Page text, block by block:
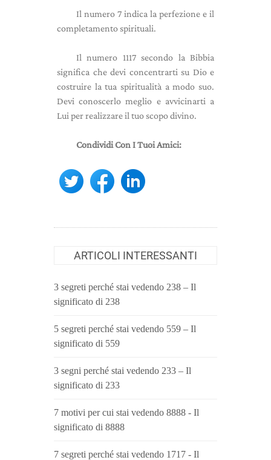
Il numero 7 indica la perfezione e il
completamento spirituali.
Il numero 1117 secondo la Bibbia
significa che devi concentrarti su Dio e
costruire la tua spiritualità a modo suo.
Devi conoscerlo meglio e avvicinarti a
Lui per realizzare il tuo scopo divino.
Condividi Con I Tuoi Amici:
ARTICOLI INTERESSANTI
3 segreti perché stai vedendo 238 – Il
significato di 238
5 segreti perché stai vedendo 559 – Il
significato di 559
3 segni perché stai vedendo 233 – Il
significato di 233
7 motivi per cui stai vedendo 8888 - Il
significato di 8888
7 segreti perché stai vedendo 1717 - Il